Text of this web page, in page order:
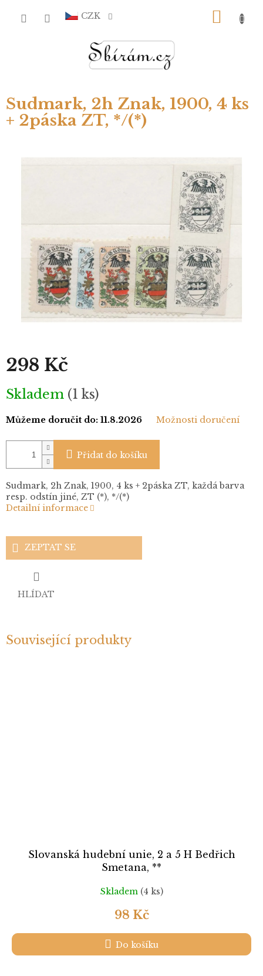
CZK
Sudmark, 2h Znak, 1900, 4 ks
+ 2páska ZT, */(*)
298 Kč
Měrná
cena:
Skladem (1 ks)
Můžeme doručit do: 11.8.2026 Možnosti doručení
Přidat do košíku
Sudmark, 2h Znak, 1900, 4 ks + 2páska ZT, každá barva
resp. odstín jiné, ZT (*), */(*)
Detailní informace
ZEPTAT SE
HLÍDAT
Související produkty
Slovanská hudební unie, 2 a 5 H Bedřich
Smetana, **
Skladem (4 ks)
98 Kč
Do košíku